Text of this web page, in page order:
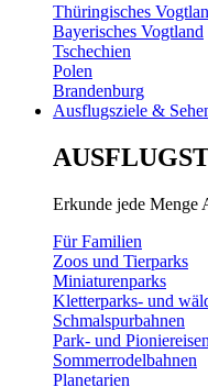
Thüringisches
Bayerisches Vogtland
Tschechien
Polen
Brandenburg
Ausflugsziele &
Erkunde jede Menge
Für Familien
Zoos und Tierparks
Miniaturenparks
Kletterparks- und
Schmalspurbahnen
Park- und
Sommerrodelbahnen
Planetarien